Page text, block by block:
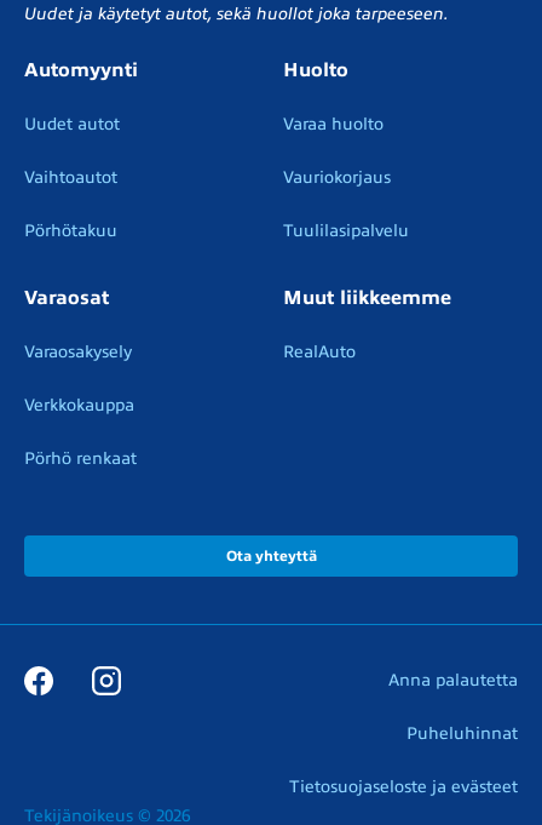
Uudet ja käytetyt autot, sekä huollot joka tarpeeseen.
Automyynti
Uudet autot
Vaihtoautot
Pörhötakuu
Huolto
Varaa huolto
Vauriokorjaus
Tuulilasipalvelu
Varaosat
Varaosakysely
Verkkokauppa
Pörhö renkaat
Muut liikkeemme
RealAuto
Ota yhteyttä
Tekijänoikeus © 2026
Anna palautetta
Puheluhinnat
Tietosuojaseloste ja evästeet